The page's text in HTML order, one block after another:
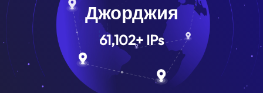
Джорджия
61,102+ IPs